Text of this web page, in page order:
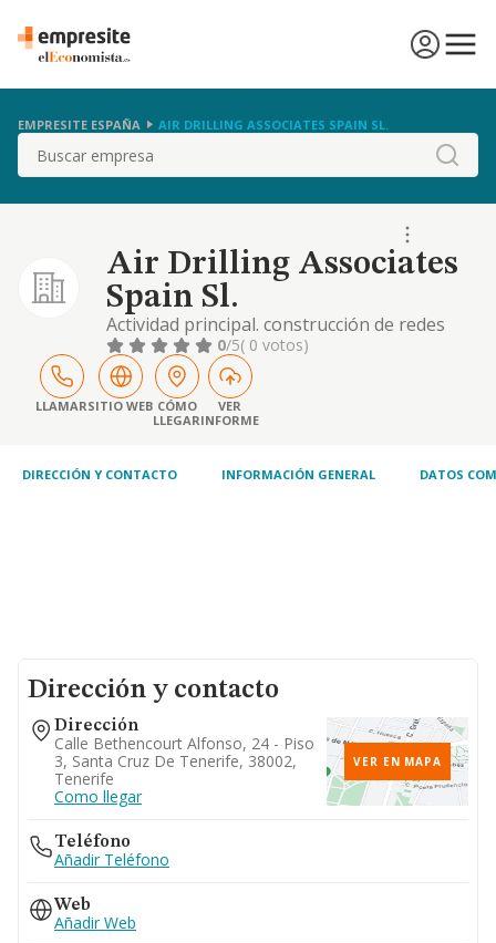
EMPRESITE ESPAÑA AIR DRILLING ASSOCIATES SPAIN SL.
Buscar
Air Drilling Associates
Spain Sl.
Actividad principal. construcción de redes
para fluidos. código cnae 42.21 construcción
de redes para fluidos (nace 42.21, actividad:
construcción de redes para fluidos). otras
actividades. comercio al por mayor de
productos químicos. comercio al por mayor
0/5( 0 votos)
LLAMARSITIO WEB CÓMO
LLEGAR
VER
INFORME
DIRECCIÓN Y CONTACTO INFORMACIÓN GENERAL DATOS
Dirección y contacto
Dirección
Calle Bethencourt Alfonso, 24 - Piso
3, Santa Cruz De Tenerife, 38002,
Tenerife
Como llegar
VER EN MAPA
Teléfono
Añadir Teléfono
Web
Añadir Web